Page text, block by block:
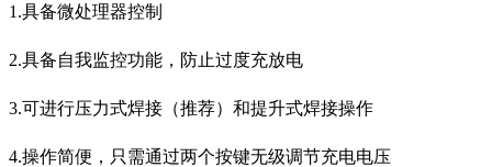
1.具备微处理器控制
2.具备自我监控功能，防止过度充放电
3.可进行压力式焊接（推荐）和提升式焊接操作
4.操作简便，只需通过两个按键无级调节充电电压